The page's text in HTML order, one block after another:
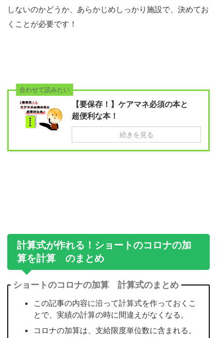
しないのかどうか、あらかじめしっかり施設で、決めてお
くことが必要です！
合わせて読みたい
【要保存！】ケアマネ必須の本と
超便利な本！
続きを見る
計算式が作れる！ショートのコロナの加
算を計算 のまとめ
ショートのコロナの加算 計算式のまとめ
この記事の内容に沿って計算式を作っておくこ
とで、実績の計算の時に間違えがなくなる。
コロナの加算は、支給限度単位数に含まれる。